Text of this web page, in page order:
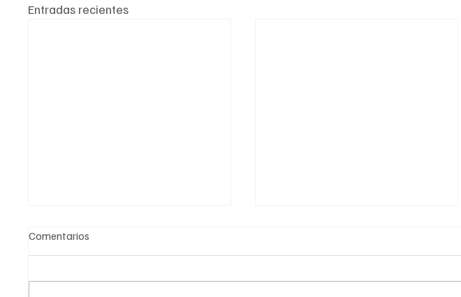
Entradas recientes
Comentarios